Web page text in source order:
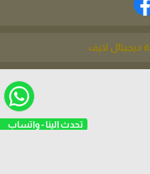
تحدث الينا - واتساب
ديجيتال لايف